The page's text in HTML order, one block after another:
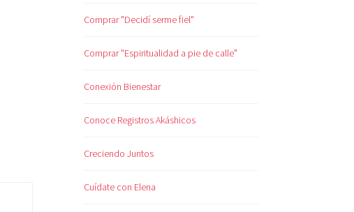
Comprar "Decidí serme fiel"
Comprar "Espiritualidad a pie de calle"
Conexión Bienestar
Conoce Registros Akáshicos
Creciendo Juntos
Cuídate con Elena